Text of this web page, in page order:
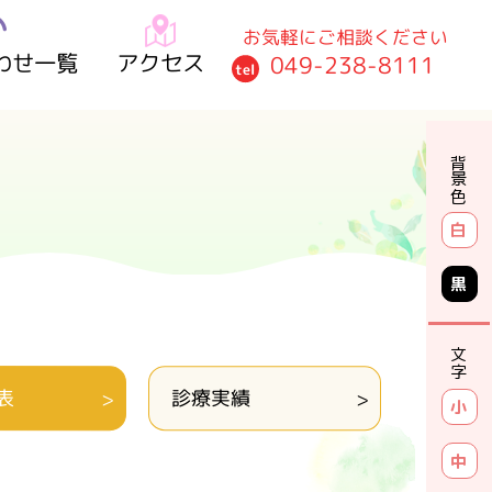
背景色
白
黒
文字
小
中
せ一覧 アクセス
お気軽にご相談ください
tel 049-238-8111
診療実績